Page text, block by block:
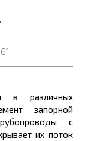
в различных
запорной
с
их поток